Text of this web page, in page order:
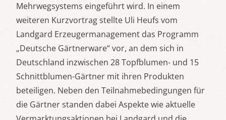
Mehrwegsystems eingeführt wird. In einem
weiteren Kurzvortrag stellte Uli Heufs vom
Landgard Erzeugermanagement das Programm
„Deutsche Gärtnerware“ vor, an dem sich in
Deutschland inzwischen 28 Topfblumen- und 15
Schnittblumen-Gärtner mit ihren Produkten
beteiligen. Neben den Teilnahmebedingungen für
die Gärtner standen dabei Aspekte wie aktuelle